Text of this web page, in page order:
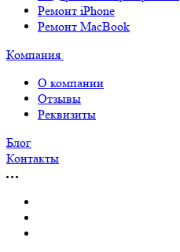
Ремонт iPhone
Ремонт MacBook
Компания
О компании
Отзывы
Реквизиты
Блог
Контакты